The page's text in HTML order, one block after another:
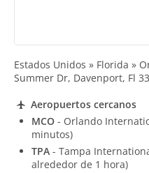
Estados Unidos » Florida »
Summer Dr, Davenport, Fl
Aeropuertos cercanos
MCO - Orlando
minutos)
TPA - Tampa
alrededor de 1 hora)